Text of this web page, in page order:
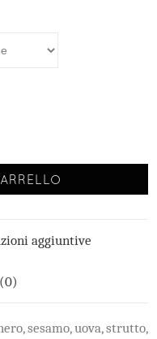
aggiuntive
sesamo, uova, strutto,